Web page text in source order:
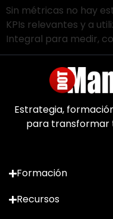
Sin métricas no hay
KPIs relevantes y a
Integral para medir,
Estrategia,
para transformar
Formación
Recursos